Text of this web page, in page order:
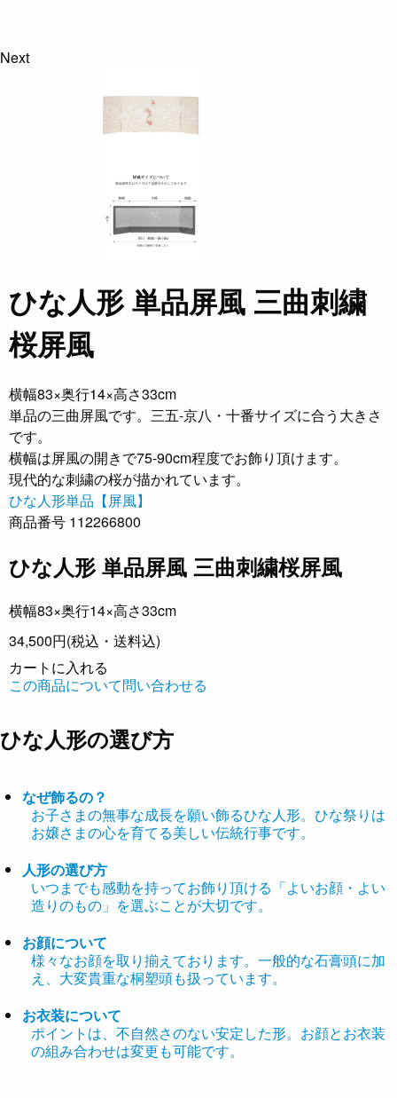
Next
ひな人形 単品屏風 三曲刺繍
桜屏風
横幅83×奥行14×高さ33cm
単品の三曲屏風です。三五-京八・十番サイズに合う大きさ
です。
横幅は屏風の開きで75-90cm程度でお飾り頂けます。
現代的な刺繍の桜が描かれています。
ひな人形単品【屏風】
商品番号 112266800
ひな人形 単品屏風 三曲刺繍桜屏風
横幅83×奥行14×高さ33cm
34,500円(税込・送料込)
カートに入れる
この商品について問い合わせる
ひな人形の選び方
なぜ飾るの？
お子さまの無事な成長を願い飾るひな人形。ひな祭りは
お嬢さまの心を育てる美しい伝統行事です。
人形の選び方
いつまでも感動を持ってお飾り頂ける「よいお顔・よい
造りのもの」を選ぶことが大切です。
お顔について
様々なお顔を取り揃えております。一般的な石膏頭に加
え、大変貴重な桐塑頭も扱っています。
お衣装について
ポイントは、不自然さのない安定した形。お顔とお衣装
の組み合わせは変更も可能です。